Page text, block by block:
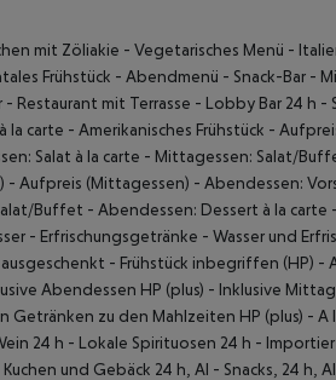
mit Zöliakie - Vegetarisches Menü -
Frühstück - Abendmenü - Snack-Bar -
- Restaurant mit Terrasse - Lobby Bar 24 h -
la carte - Amerikanisches Frühstück -
Salat à la carte - Mittagessen: Salat/
- Aufpreis (Mittagessen) - Abendessen:
Buffet - Abendessen: Dessert à la carte
- Erfrischungsgetränke - Wasser und
- Frühstück inbegriffen (HP) -
Abendessen HP (plus) - Inklusive
Getränken zu den Mahlzeiten HP (plus) - A
24 h - Lokale Spirituosen 24 h -
Kuchen und Gebäck 24 h, AI - Snacks, 24 h, AI